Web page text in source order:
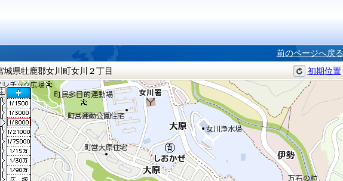
前のページへ戻る
城県牡鹿郡女川町女川２丁目 初期位置